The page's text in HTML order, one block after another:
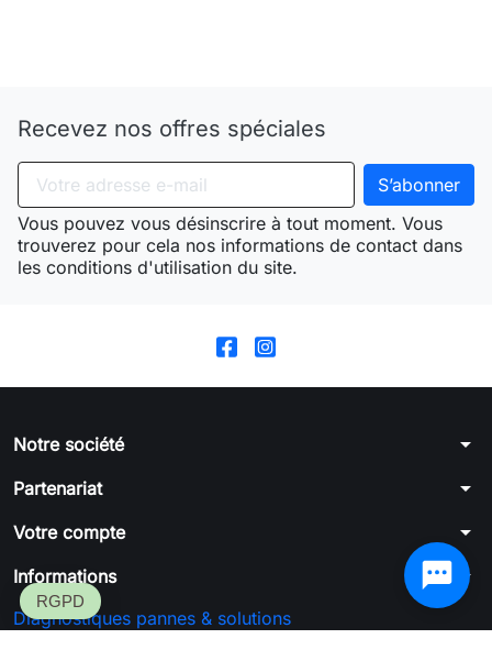
Recevez nos offres spéciales
Vous pouvez vous désinscrire à tout moment. Vous
trouverez pour cela nos informations de contact dans
les conditions d'utilisation du site.
Notre société arrow_drop_down
Partenariat arrow_drop_down
Votre compte arrow_drop_down
Informations arrow_drop_down
Diagnostiques pannes & solutions